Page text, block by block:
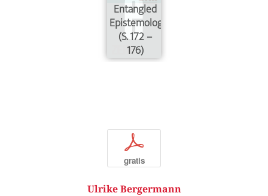
Entangled
Epistemologies
(S. 172 –
176)
p
gratis
Ulrike Bergermann